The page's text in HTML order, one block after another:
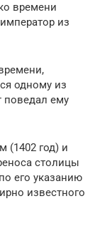
времени
из
одному из
поведал ему
(1402 год) и
столицы
его указанию
известного